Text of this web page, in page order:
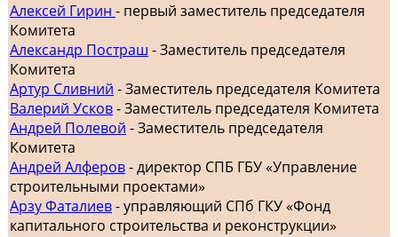
Алексей Гирин - первый заместитель председателя
Комитета
Александр Постраш - Заместитель председателя
Комитета
Артур Сливний - Заместитель председателя Комитета
Валерий Усков- Заместитель председателя Комитета
Андрей Полевой - Заместитель председателя
Комитета
Андрей Алферов- директор СПБ ГБУ «Управление
строительными проектами»
Арзу Фаталиев- управляющий СПб ГКУ «Фонд
капитального строительства и реконструкции»